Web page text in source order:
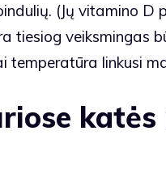
(Jų vitamino D
tiesiog veiksmingas
temperatūra linkusi